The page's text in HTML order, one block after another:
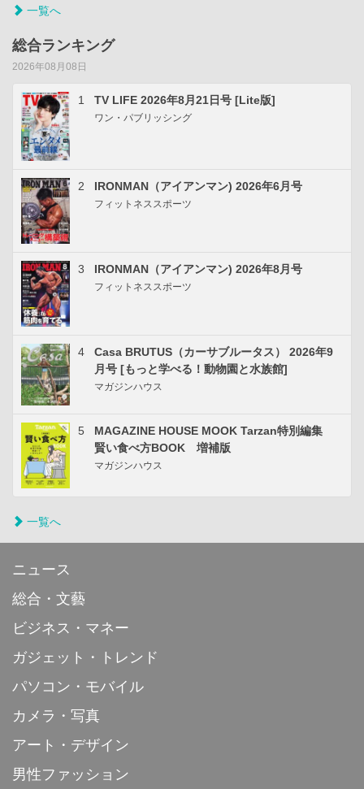
一覧へ
総合ランキング
2026年08月08日
1 TV LIFE 2026年8月21日号 [Lite版]
ワン・パブリッシング
2 IRONMAN（アイアンマン) 2026年6月号
フィットネススポーツ
3 IRONMAN（アイアンマン) 2026年8月号
フィットネススポーツ
4
Casa BRUTUS（カーサブルータス） 2026年9
月号 [もっと学べる！動物園と水族館]
マガジンハウス
5
MAGAZINE HOUSE MOOK Tarzan特別編集
賢い食べ方BOOK 増補版
マガジンハウス
一覧へ
ニュース
総合・文藝
ビジネス・マネー
ガジェット・トレンド
パソコン・モバイル
カメラ・写真
アート・デザイン
男性ファッション